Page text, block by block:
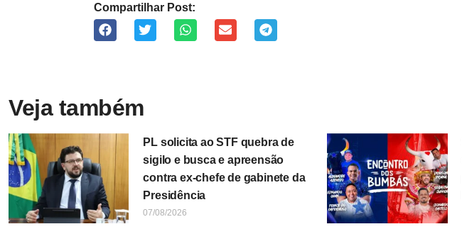
Compartilhar Post:
Veja também
PL solicita ao STF quebra de
sigilo e busca e apreensão
contra ex-chefe de gabinete da
Presidência
07/08/2026